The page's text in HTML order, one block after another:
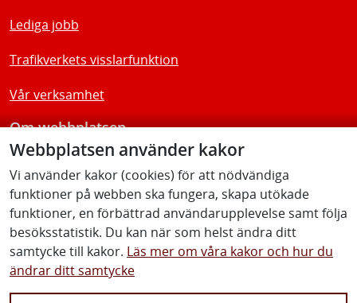
Webbplatsen använder kakor
Vi använder kakor (cookies) för att nödvändiga
funktioner på webben ska fungera, skapa utökade
funktioner, en förbättrad användarupplevelse samt följa
besöksstatistik. Du kan när som helst ändra ditt
samtycke till kakor. Läs mer om våra kakor och hur du
ändrar ditt samtycke
Lediga jobb
Trafikverkets visslarfunktion
Vår verksamhet
Om webbplatsen
Tillgänglighetsredogörelse
Följ oss
Facebook Youtube